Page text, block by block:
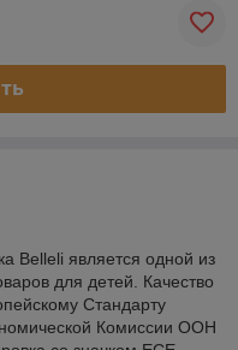
Belleli является одной из
для детей. Качество
Стандарту
Комиссии ООН